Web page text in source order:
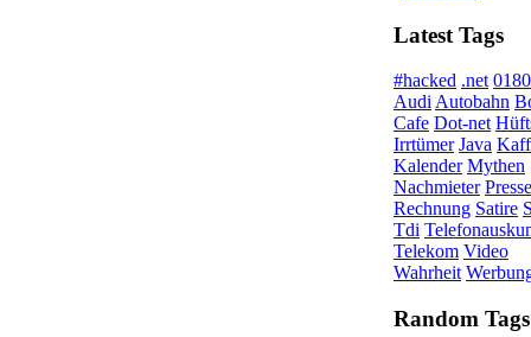
Latest Tags
#hacked .net
Audi Autobahn
Cafe Dot-net
Irrtümer Java
Kalender Mythen
Nachmieter Presse
Rechnung Satire
Tdi
Telekom Video
Wahrheit
Random Tags